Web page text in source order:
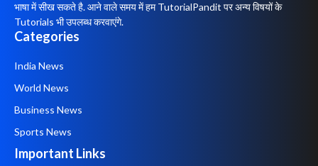
भाषा में सीख सकते है. आने वाले समय में हम TutorialPandit पर अन्य विषयों के
Tutorials भी उपलब्ध करवाएंगे.
Categories
India News
World News
Business News
Sports News
Important Links